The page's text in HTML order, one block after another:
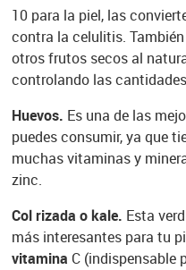
10 para la piel, las
contra la celulitis.
otros frutos secos al
controlando las
Huevos. Es una de las
puedes consumir, ya que
muchas vitaminas y
zinc.
Col rizada o kale. Esta
más interesantes para tu
vitamina C (indispensable